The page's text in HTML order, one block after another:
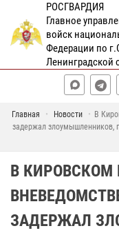
РОСГВАРДИЯ
Главное
войск
Федерации по
Ленинградской
Главная Новости
В
задержал злоумышленников,
В КИРОВСКОМ
ЗАДЕРЖАЛ